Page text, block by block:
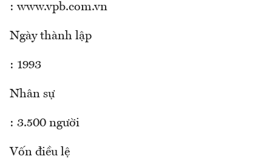
: www.vpb.com.vn
Ngày thành lập
: 1993
Nhân sự
: 3.500 người
Vốn điều lệ